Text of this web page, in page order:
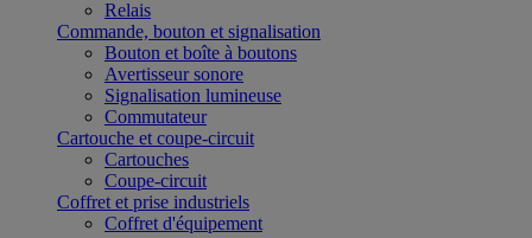
Relais
Commande, bouton et signalisation
Bouton et boîte à boutons
Avertisseur sonore
Signalisation lumineuse
Commutateur
Cartouche et coupe-circuit
Cartouches
Coupe-circuit
Coffret et prise industriels
Coffret d'équipement